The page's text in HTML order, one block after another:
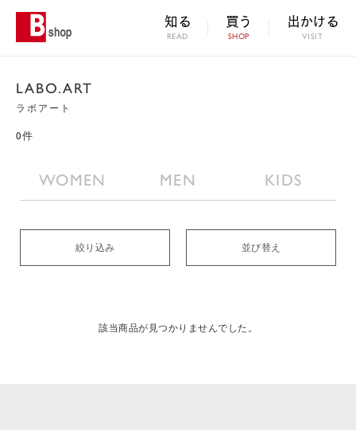
知る
READ
買う
SHOP
出かける
VISIT
LABO.ART
ラボアート
0件
WOMEN MEN KIDS
絞り込み 並び替え
該当商品が見つかりませんでした。